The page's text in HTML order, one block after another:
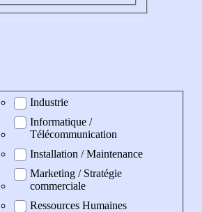
Industrie
Informatique /
Télécommunication
Installation / Maintenance
Marketing / Stratégie
commerciale
Ressources Humaines